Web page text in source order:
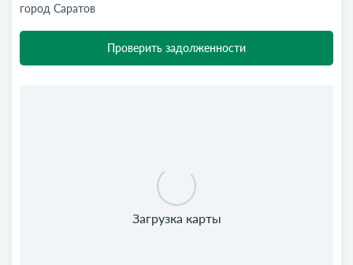
город Саратов
Проверить задолженности